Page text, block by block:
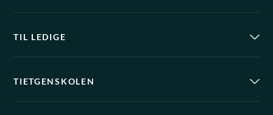
TIL LEDIGE
TIETGENSKOLEN